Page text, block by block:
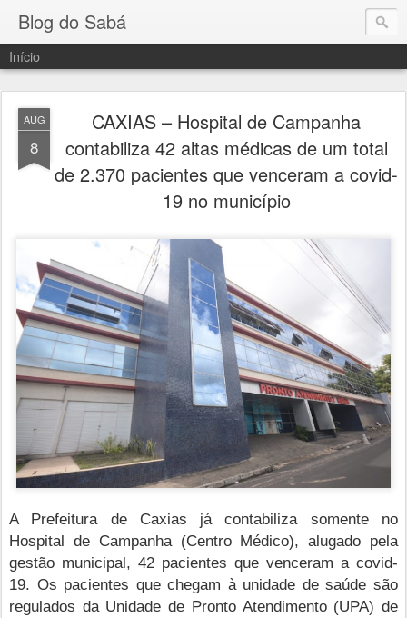
Blog do Sabá
Início
AUG
8
CAXIAS – Hospital de Campanha
contabiliza 42 altas médicas de um total
de 2.370 pacientes que venceram a covid-
19 no município
A Prefeitura de Caxias já contabiliza somente no
Hospital de Campanha (Centro Médico), alugado pela
gestão municipal, 42 pacientes que venceram a covid-
19. Os pacientes que chegam à unidade de saúde são
regulados da Unidade de Pronto Atendimento (UPA) de